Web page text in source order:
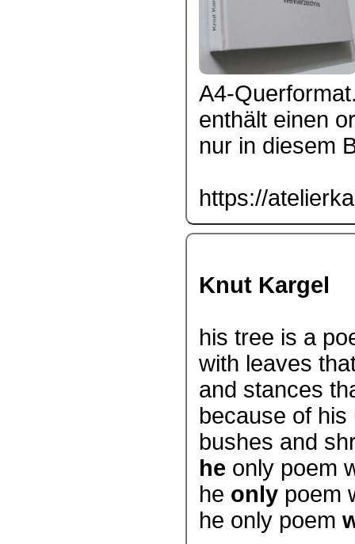
A4-
enthält einen
nur in diesem
https://
Knut Kargel
his tree is a
with leaves
and stances
because of
bushes and
he only poem
he onlypoem
he only poem